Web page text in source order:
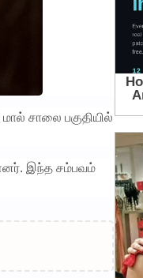
சாலை பகுதியில்
இந்த சம்பவம்